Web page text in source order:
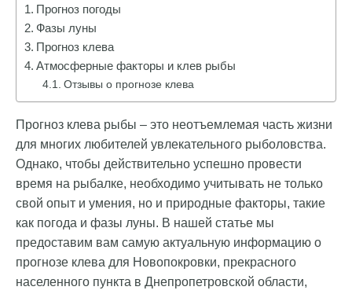
Прогноз погоды
Фазы луны
Прогноз клева
Атмосферные факторы и клев рыбы
Отзывы о прогнозе клева
Прогноз клева рыбы – это неотъемлемая часть жизни
для многих любителей увлекательного рыболовства.
Однако, чтобы действительно успешно провести
время на рыбалке, необходимо учитывать не только
свой опыт и умения, но и природные факторы, такие
как погода и фазы луны. В нашей статье мы
предоставим вам самую актуальную информацию о
прогнозе клева для Новопокровки, прекрасного
населенного пункта в Днепропетровской области,